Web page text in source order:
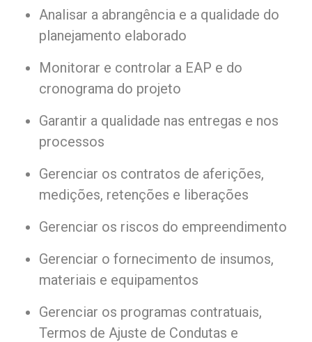
Analisar a abrangência e a qualidade do
planejamento elaborado
Monitorar e controlar a EAP e do
cronograma do projeto
Garantir a qualidade nas entregas e nos
processos
Gerenciar os contratos de aferições,
medições, retenções e liberações
Gerenciar os riscos do empreendimento
Gerenciar o fornecimento de insumos,
materiais e equipamentos
Gerenciar os programas contratuais,
Termos de Ajuste de Condutas e